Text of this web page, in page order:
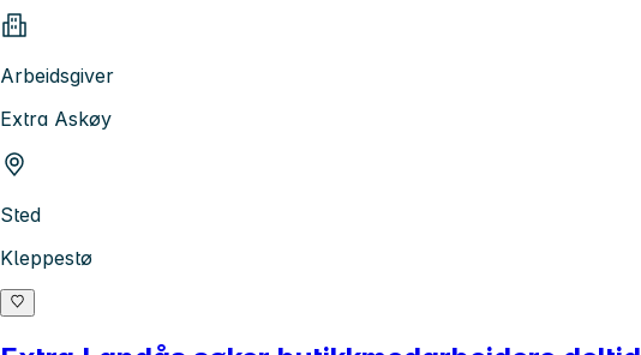
Arbeidsgiver
Extra Askøy
Sted
Kleppestø